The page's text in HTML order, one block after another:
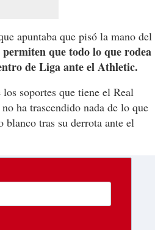
apuntaba que pisó la mano del
permiten que todo lo que rodea
de Liga ante el Athletic.
soportes que tiene el Real
ha trascendido nada de lo que
tras su derrota ante el